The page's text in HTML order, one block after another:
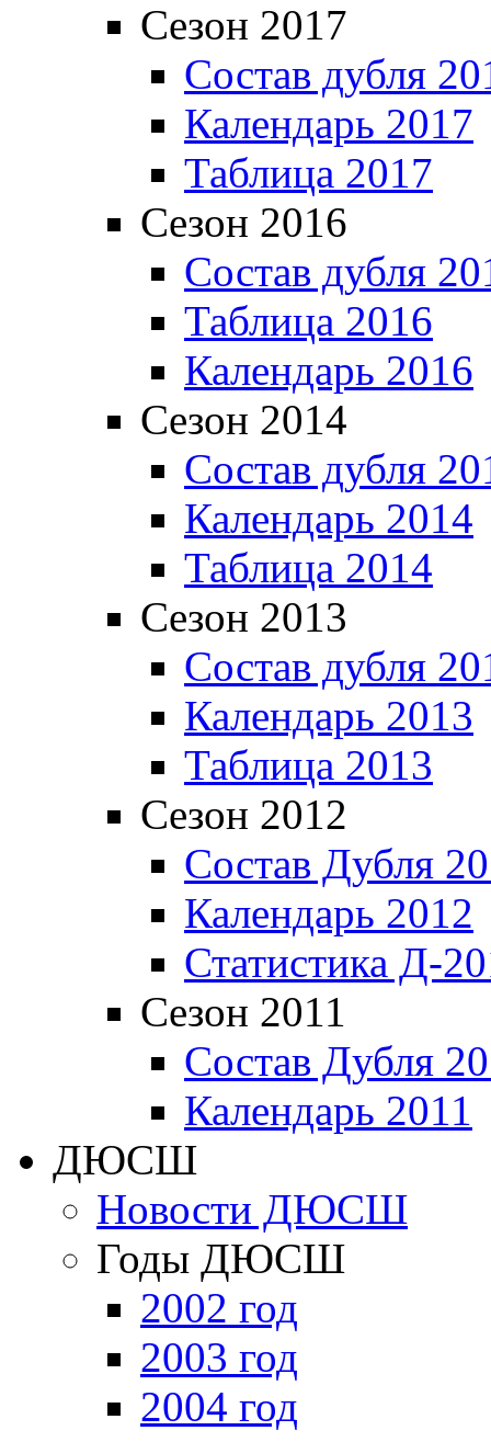
Сезон 2017
Состав дубля
Календарь 2017
Таблица 2017
Сезон 2016
Состав дубля
Таблица 2016
Календарь 2016
Сезон 2014
Состав дубля
Календарь 2014
Таблица 2014
Сезон 2013
Состав дубля
Календарь 2013
Таблица 2013
Сезон 2012
Состав Дубля
Календарь 2012
Статистика Д-
Сезон 2011
Состав Дубля
Календарь 2011
ДЮСШ
Новости ДЮСШ
Годы ДЮСШ
2002 год
2003 год
2004 год